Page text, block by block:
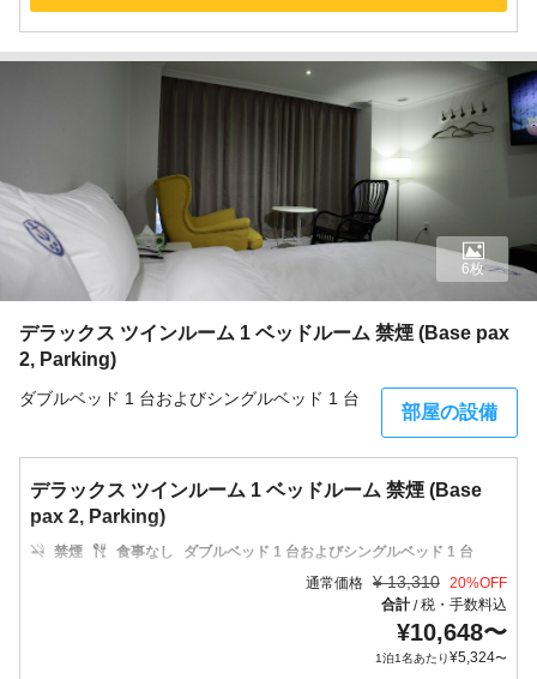
デラックス ツインルーム 1 ベッドルーム 禁煙 (Base pax
2, Parking)
ダブルベッド 1 台およびシングルベッド 1 台
部屋の設備
6枚
デラックス ツインルーム 1 ベッドルーム 禁煙 (Base
pax 2, Parking)
禁煙 食事なし
ダブルベッド 1 台およびシングルベッド 1 台
通常価格 ¥ 13,310 20%OFF
合計/税・手数料込
¥10,648〜
1泊1名あたり¥5,324〜